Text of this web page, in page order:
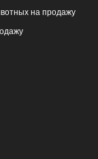
на продажу